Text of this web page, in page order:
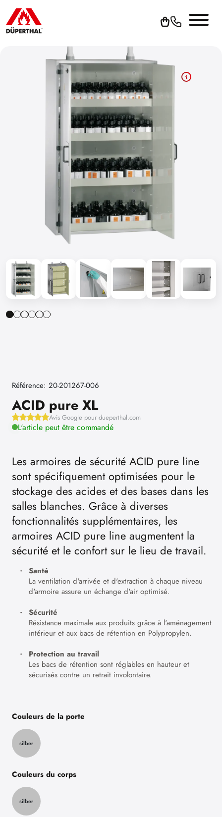
Référence: 20-201267-006
ACID pure XL
Avis Google pour dueperthal.com
L'article peut être commandé
Les armoires de sécurité ACID pure line
sont spécifiquement optimisées pour le
stockage des acides et des bases dans les
salles blanches. Grâce à diverses
fonctionnalités supplémentaires, les
armoires ACID pure line augmentent la
sécurité et le confort sur le lieu de travail.
Santé
La ventilation d'arrivée et d'extraction à chaque niveau
d'armoire assure un échange d'air optimisé.
Sécurité
Résistance maximale aux produits grâce à l'aménagement
intérieur et aux bacs de rétention en Polypropylen.
Protection au travail
Les bacs de rétention sont réglables en hauteur et
sécurisés contre un retrait involontaire.
Couleurs de la porte
silber
Couleurs du corps
silber